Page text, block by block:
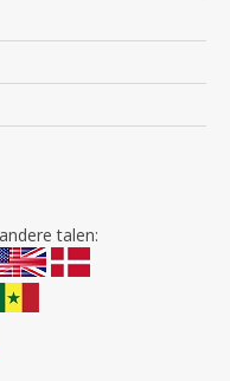
talen: